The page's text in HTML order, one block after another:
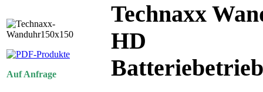
Auf Anfrage
Technaxx
HD